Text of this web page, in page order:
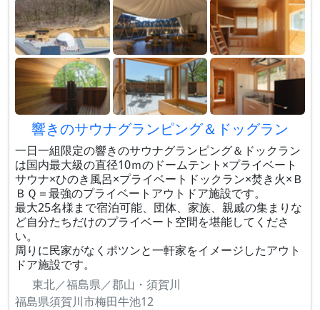
響きのサウナグランピング＆ドッグラン
一日一組限定の響きのサウナグランピング＆ドックラン
は国内最大級の直径10ｍのドームテント×プライベート
サウナ×ひのき風呂×プライベートドックラン×焚き火×Ｂ
ＢＱ＝最強のプライベートアウトドア施設です。
最大25名様まで宿泊可能、団体、家族、親戚の集まりな
ど自分たちだけのプライベート空間を堪能してくださ
い。
周りに民家がなくポツンと一軒家をイメージしたアウト
ドア施設です。
東北／福島県／郡山・須賀川
福島県須賀川市梅田牛池12